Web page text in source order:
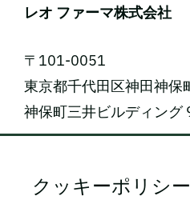
レオ ファーマ株式会社
〒101-0051
東京都千代田区神田神保
神保町三井ビルディング
FAX番号: 03-3259-0150
クッキーポリシ